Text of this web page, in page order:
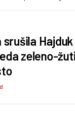
zeleno-